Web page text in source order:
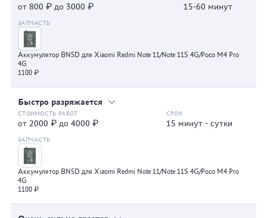
от 800 ₽ до 3000 ₽ 15-60 минут
Аккумулятор BN5D для Xiaomi Redmi Note 11/Note 11S 4G/Poco M4 Pro
4G
1100 ₽
Быстро разряжается
от 2000 ₽ до 4000 ₽ 15 минут - сутки
Аккумулятор BN5D для Xiaomi Redmi Note 11/Note 11S 4G/Poco M4 Pro
4G
1100 ₽